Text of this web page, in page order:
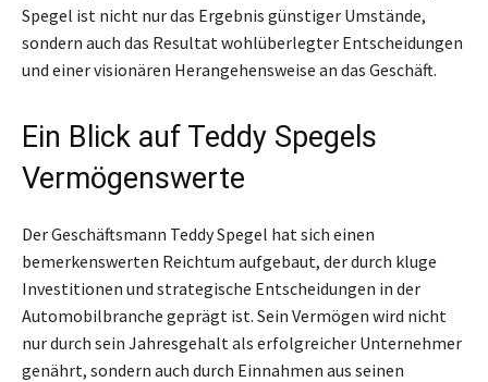
Spegel ist nicht nur das Ergebnis günstiger Umstände,
sondern auch das Resultat wohlüberlegter Entscheidungen
und einer visionären Herangehensweise an das Geschäft.
Ein Blick auf Teddy Spegels
Vermögenswerte
Der Geschäftsmann Teddy Spegel hat sich einen
bemerkenswerten Reichtum aufgebaut, der durch kluge
Investitionen und strategische Entscheidungen in der
Automobilbranche geprägt ist. Sein Vermögen wird nicht
nur durch sein Jahresgehalt als erfolgreicher Unternehmer
genährt, sondern auch durch Einnahmen aus seinen